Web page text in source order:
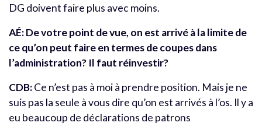
DG doivent faire plus avec moins.
AÉ: De votre point de vue, on est arrivé à la limite de
ce qu’on peut faire en termes de coupes dans
l’administration? Il faut réinvestir?
CDB:Ce n’est pas à moi à prendre position. Mais je ne
suis pas la seule à vous dire qu’on est arrivés à l’os. Il y a
eu beaucoup de déclarations de patrons